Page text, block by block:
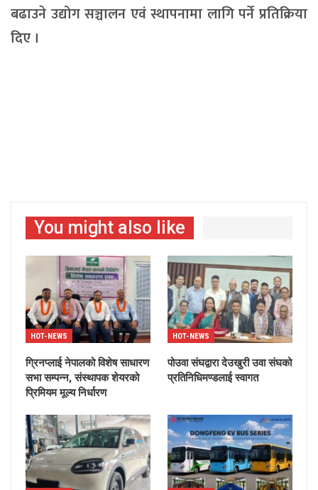
बढाउने उद्योग सञ्चालन एवं स्थापनामा लागि पर्ने प्रतिक्रिया
दिए ।
You might also like
HOT-NEWS
ग्रिनप्लाई नेपालको विशेष साधारण
सभा सम्पन्न, संस्थापक शेयरको
प्रिमियम मूल्य निर्धारण
HOT-NEWS
पोउवा संघद्वारा देउखुरी उवा संघको
प्रतिनिधिमण्डलाई स्वागत